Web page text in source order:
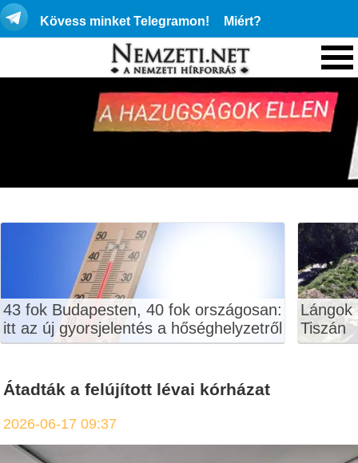
Kövess minket Telegramon! Miért?
43 fok Budapesten, 40 fok országosan:
itt az új gyorsjelentés a hőséghelyzetről
Lángok
Tiszán
Átadták a felújított lévai kórházat
2026-06-17 09:37